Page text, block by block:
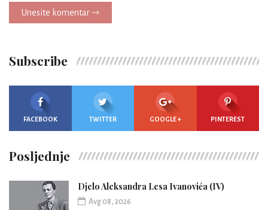
Unesite komentar ⇾
Subscribe
FACEBOOK TWITTER GOOGLE + PINTEREST
Posljednje
Djelo Aleksandra Lesa Ivanovića (IV)
Avg 08, 2026